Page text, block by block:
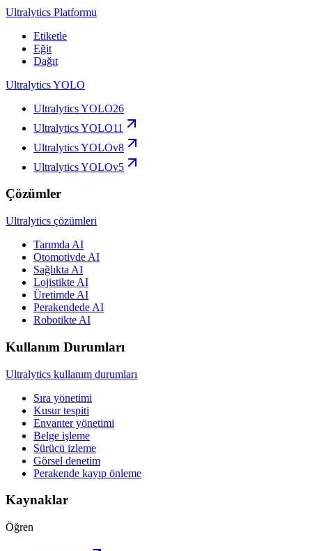
Ultralytics Platformu
Etiketle
Eğit
Dağıt
Ultralytics YOLO
Ultralytics YOLO26
Ultralytics YOLO11
Ultralytics YOLOv8
Ultralytics YOLOv5
Çözümler
Ultralytics çözümleri
Tarımda AI
Otomotivde AI
Sağlıkta AI
Lojistikte AI
Üretimde AI
Perakendede AI
Robotikte AI
Kullanım Durumları
Ultralytics kullanım durumları
Sıra yönetimi
Kusur tespiti
Envanter yönetimi
Belge işleme
Sürücü izleme
Görsel denetim
Perakende kayıp önleme
Kaynaklar
Öğren